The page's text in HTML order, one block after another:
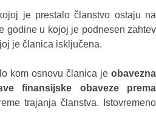
je prestalo članstvo ostaju na
godine u kojoj je podnesen zahtev
je članica isključena.
kom osnovu članica je obavezna
finansijske obaveze prema
trajanja članstva. Istovremeno